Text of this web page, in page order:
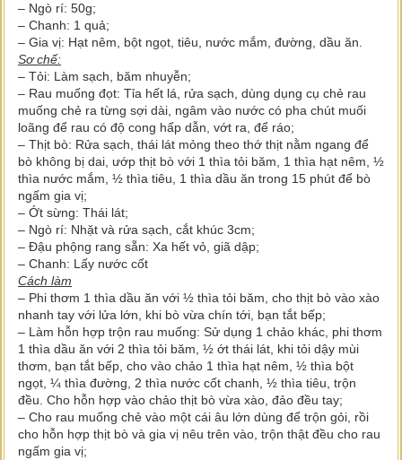
– Ngò rí: 50g;
– Chanh: 1 quả;
– Gia vị: Hạt nêm, bột ngọt, tiêu, nước mắm, đường, dầu ăn.
Sơ chế:
– Tỏi: Làm sạch, băm nhuyễn;
– Rau muống đọt: Tỉa hết lá, rửa sạch, dùng dụng cụ chẻ rau
muống chẻ ra từng sợi dài, ngâm vào nước có pha chút muối
loãng để rau có độ cong hấp dẫn, vớt ra, để ráo;
– Thịt bò: Rửa sạch, thái lát mỏng theo thớ thịt nằm ngang để
bò không bị dai, ướp thịt bò với 1 thìa tỏi băm, 1 thìa hạt nêm, ½
thìa nước mắm, ½ thìa tiêu, 1 thìa dầu ăn trong 15 phút để bò
ngấm gia vị;
– Ớt sừng: Thái lát;
– Ngò rí: Nhặt và rửa sạch, cắt khúc 3cm;
– Đậu phộng rang sẵn: Xa hết vỏ, giã dập;
– Chanh: Lấy nước cốt
Cách làm
– Phi thơm 1 thìa dầu ăn với ½ thìa tỏi băm, cho thịt bò vào xào
nhanh tay với lửa lớn, khi bò vừa chín tới, bạn tắt bếp;
– Làm hỗn hợp trộn rau muống: Sử dụng 1 chảo khác, phi thơm
1 thìa dầu ăn với 2 thìa tỏi băm, ½ ớt thái lát, khi tỏi dậy mùi
thơm, bạn tắt bếp, cho vào chảo 1 thìa hạt nêm, ½ thìa bột
ngọt, ¼ thìa đường, 2 thìa nước cốt chanh, ½ thìa tiêu, trộn
đều. Cho hỗn hợp vào chảo thịt bò vừa xào, đảo đều tay;
– Cho rau muống chẻ vào một cái âu lớn dùng để trộn gỏi, rồi
cho hỗn hợp thịt bò và gia vị nêu trên vào, trộn thật đều cho rau
ngấm gia vị;